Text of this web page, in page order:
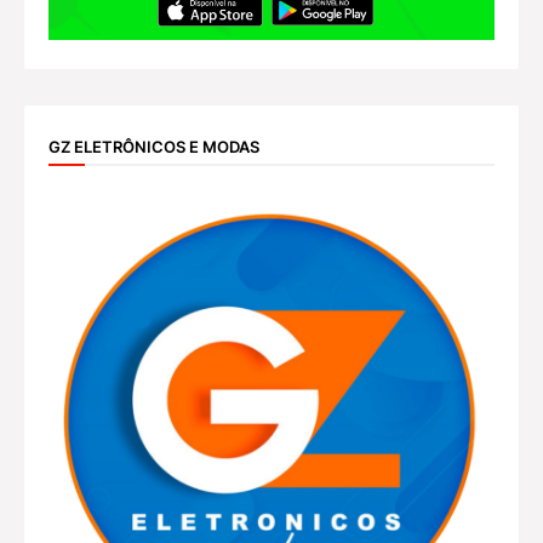
GZ ELETRÔNICOS E MODAS